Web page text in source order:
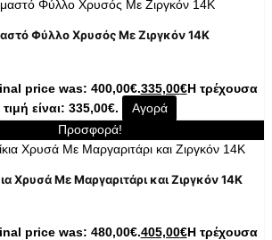
Φύλλο Χρυσός Με Ζιργκόν 14K
price was: 400,00€.335,00€Η τρέχουσα
τιμή είναι: 335,00€.
Αγορά
Προσφορά!
Χρυσά Με Μαργαριτάρι και Ζιργκόν 14K
price was: 480,00€.405,00€Η τρέχουσα